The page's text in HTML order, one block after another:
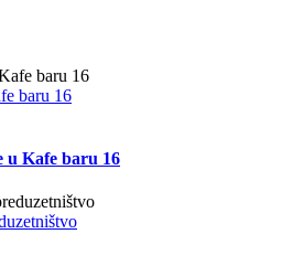
baru 16
u Kafe baru 16